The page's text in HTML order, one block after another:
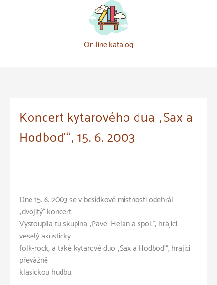
On-line katalog
Koncert kytarového dua „Sax a
Hodboď“, 15. 6. 2003
Dne 15. 6. 2003 se v besídkové místnosti odehrál
„dvojitý“ koncert.
Vystoupila tu skupina „Pavel Helan a spol.“, hrající
veselý akustický
folk-rock, a také kytarové duo „Sax a Hodboď“, hrající
převážně
klasickou hudbu.